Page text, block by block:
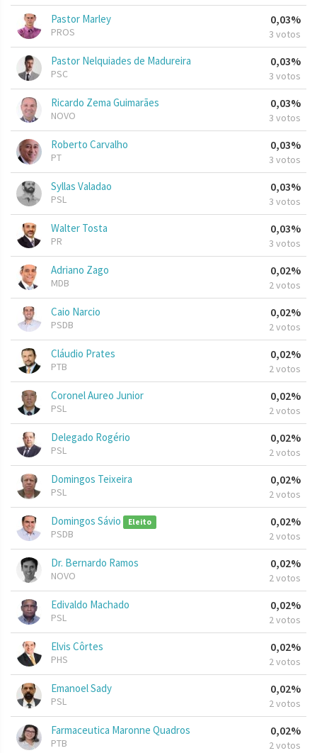
Pastor Marley
PROS
0,03%
3 votos
Pastor Nelquiades de Madureira
PSC
0,03%
3 votos
Ricardo Zema Guimarães
NOVO
0,03%
3 votos
Roberto Carvalho
PT
0,03%
3 votos
Syllas Valadao
PSL
0,03%
3 votos
Walter Tosta
PR
0,03%
3 votos
Adriano Zago
MDB
0,02%
2 votos
Caio Narcio
PSDB
0,02%
2 votos
Cláudio Prates
PTB
0,02%
2 votos
Coronel Aureo Junior
PSL
0,02%
2 votos
Delegado Rogério
PSL
0,02%
2 votos
Domingos Teixeira
PSL
0,02%
2 votos
Domingos Sávio Eleito
PSDB
0,02%
2 votos
Dr. Bernardo Ramos
NOVO
0,02%
2 votos
Edivaldo Machado
PSL
0,02%
2 votos
Elvis Côrtes
PHS
0,02%
2 votos
Emanoel Sady
PSL
0,02%
2 votos
Farmaceutica Maronne Quadros
PTB
0,02%
2 votos